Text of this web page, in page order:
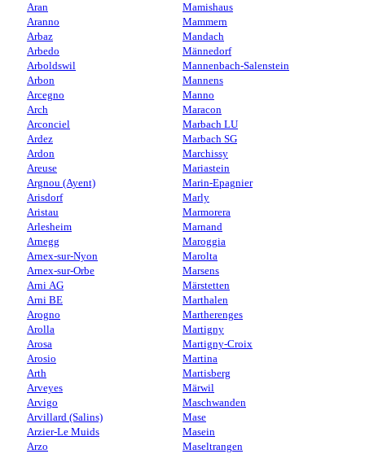
Aran
Aranno
Arbaz
Arbedo
Arboldswil
Arbon
Arcegno
Arch
Arconciel
Ardez
Ardon
Areuse
Argnou (Ayent)
Arisdorf
Aristau
Arlesheim
Arnegg
Arnex-sur-Nyon
Arnex-sur-Orbe
Arni AG
Arni BE
Arogno
Arolla
Arosa
Arosio
Arth
Arveyes
Arvigo
Arvillard (Salins)
Arzier-Le Muids
Arzo
Mamishaus
Mammern
Mandach
Männedorf
Mannenbach-Salenstein
Mannens
Manno
Maracon
Marbach LU
Marbach SG
Marchissy
Mariastein
Marin-Epagnier
Marly
Marmorera
Marnand
Maroggia
Marolta
Marsens
Märstetten
Marthalen
Martherenges
Martigny
Martigny-Croix
Martina
Martisberg
Märwil
Maschwanden
Mase
Masein
Maseltrangen